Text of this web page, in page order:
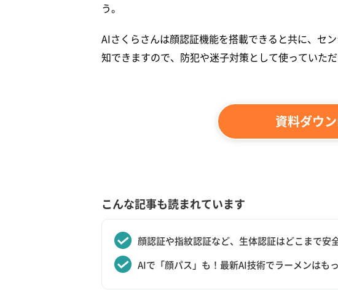
う。
AIさくらさんは顔認証機能を搭載できると共に、セ
知できますので、防犯や迷子対策として使っていただ
資料ダウ
こんな記事も読まれています
顔認証や指紋認証など、生体認証はどこまで安
AIで「顔パス」も！最新AI技術でラーメンはも